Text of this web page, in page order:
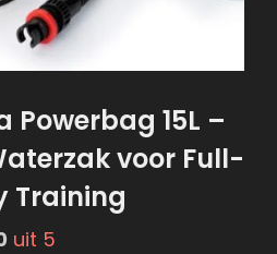
Powerbag 15L –
voor Full-
Training
uit 5